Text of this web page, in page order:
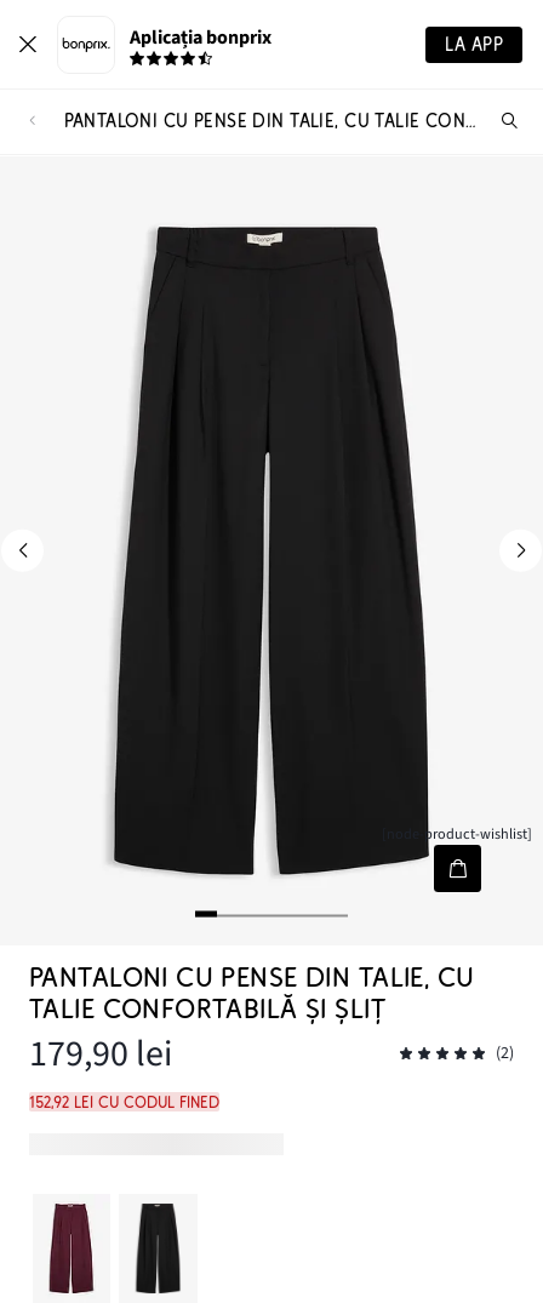
Aplicația bonprix LA APP
PANTALONI CU PENSE DIN TALIE, CU TALIE CONFORTABILĂ ȘI ȘLIȚ
[node-product-wishlist]
PANTALONI CU PENSE DIN TALIE, CU
TALIE CONFORTABILĂ ȘI ȘLIȚ
179,90 lei (2)
152,92 lei cu codul FINED